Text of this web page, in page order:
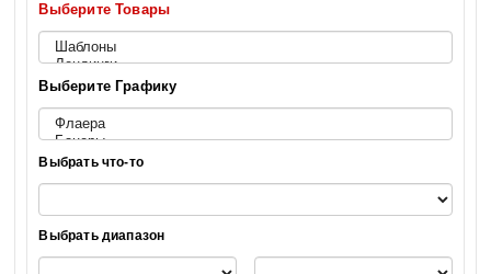
Выберите Товары
Выберите Графику
Выбрать что-то
Выбрать диапазон